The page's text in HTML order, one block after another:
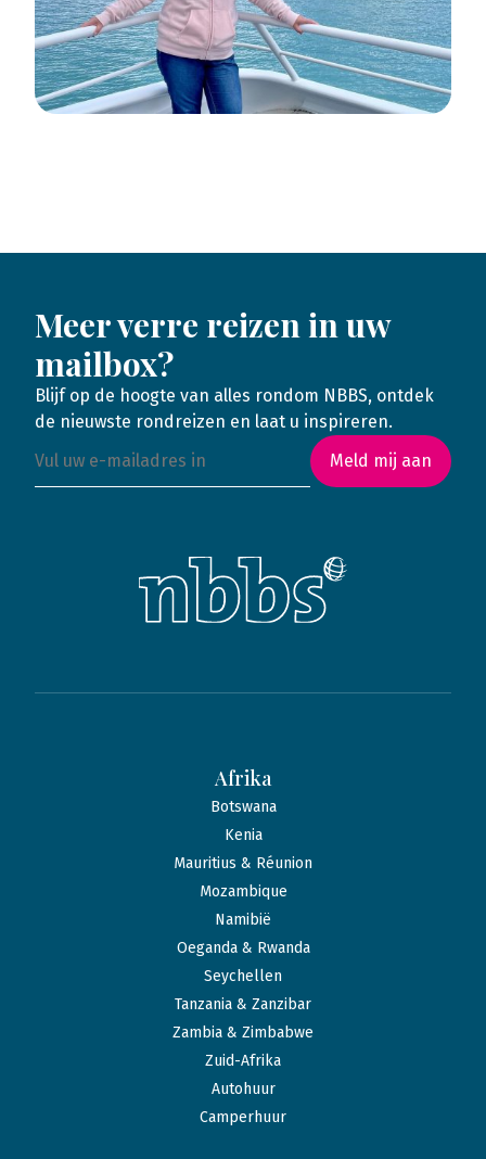
Meer verre reizen in uw
mailbox?
Blijf op de hoogte van alles rondom NBBS, ontdek
de nieuwste rondreizen en laat u inspireren.
Meld mij aan
Afrika
Botswana
Kenia
Mauritius & Réunion
Mozambique
Namibië
Oeganda & Rwanda
Seychellen
Tanzania & Zanzibar
Zambia & Zimbabwe
Zuid-Afrika
Autohuur
Camperhuur